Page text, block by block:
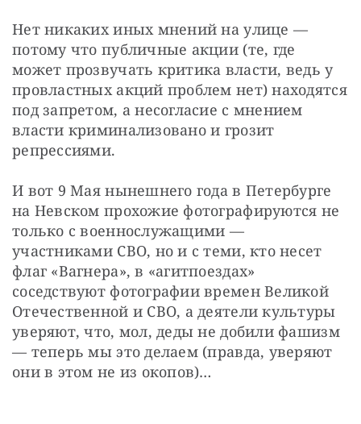
Нет никаких иных мнений на улице —
потому что публичные акции (те, где
может прозвучать критика власти, ведь у
провластных акций проблем нет) находятся
под запретом, а несогласие с мнением
власти криминализовано и грозит
репрессиями.
И вот 9 Мая нынешнего года в Петербурге
на Невском прохожие фотографируются не
только с военнослужащими —
участниками СВО, но и с теми, кто несет
флаг «Вагнера», в «агитпоездах»
соседствуют фотографии времен Великой
Отечественной и СВО, а деятели культуры
уверяют, что, мол, деды не добили фашизм
— теперь мы это делаем (правда, уверяют
они в этом не из окопов)…